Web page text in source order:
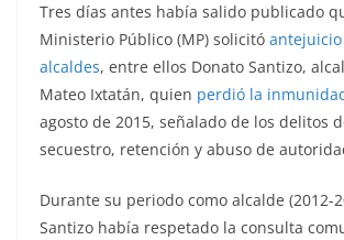
Tres días antes había salido publicado
Ministerio Público (MP) solicitó
alcaldes, entre ellos Donato Santizo,
Mateo Ixtatán, quien perdió la
agosto de 2015, señalado de los delitos
secuestro, retención y abuso de
Durante su periodo como alcalde (2012-
Santizo había respetado la consulta